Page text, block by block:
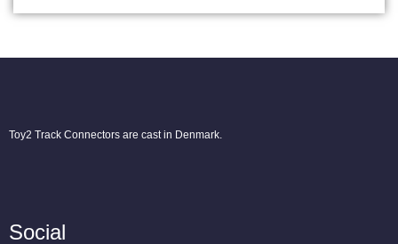
Toy2 Track Connectors are cast in Denmark.
Social